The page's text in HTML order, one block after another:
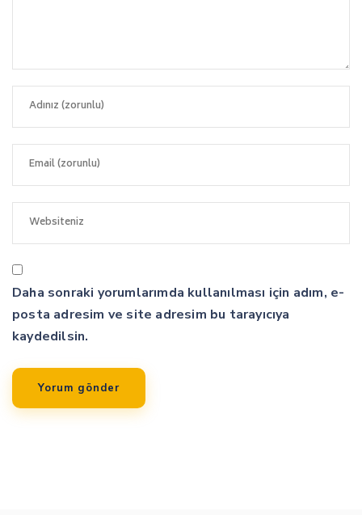
Daha sonraki yorumlarımda kullanılması için adım, e-
posta adresim ve site adresim bu tarayıcıya
kaydedilsin.